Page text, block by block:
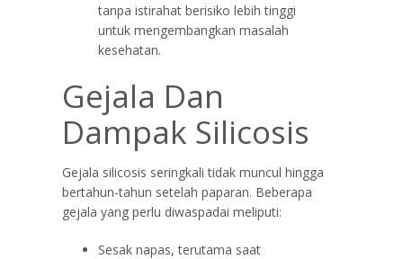
tanpa istirahat berisiko lebih tinggi
untuk mengembangkan masalah
kesehatan.
Gejala Dan
Dampak Silicosis
Gejala silicosis seringkali tidak muncul hingga
bertahun-tahun setelah paparan. Beberapa
gejala yang perlu diwaspadai meliputi:
Sesak napas, terutama saat